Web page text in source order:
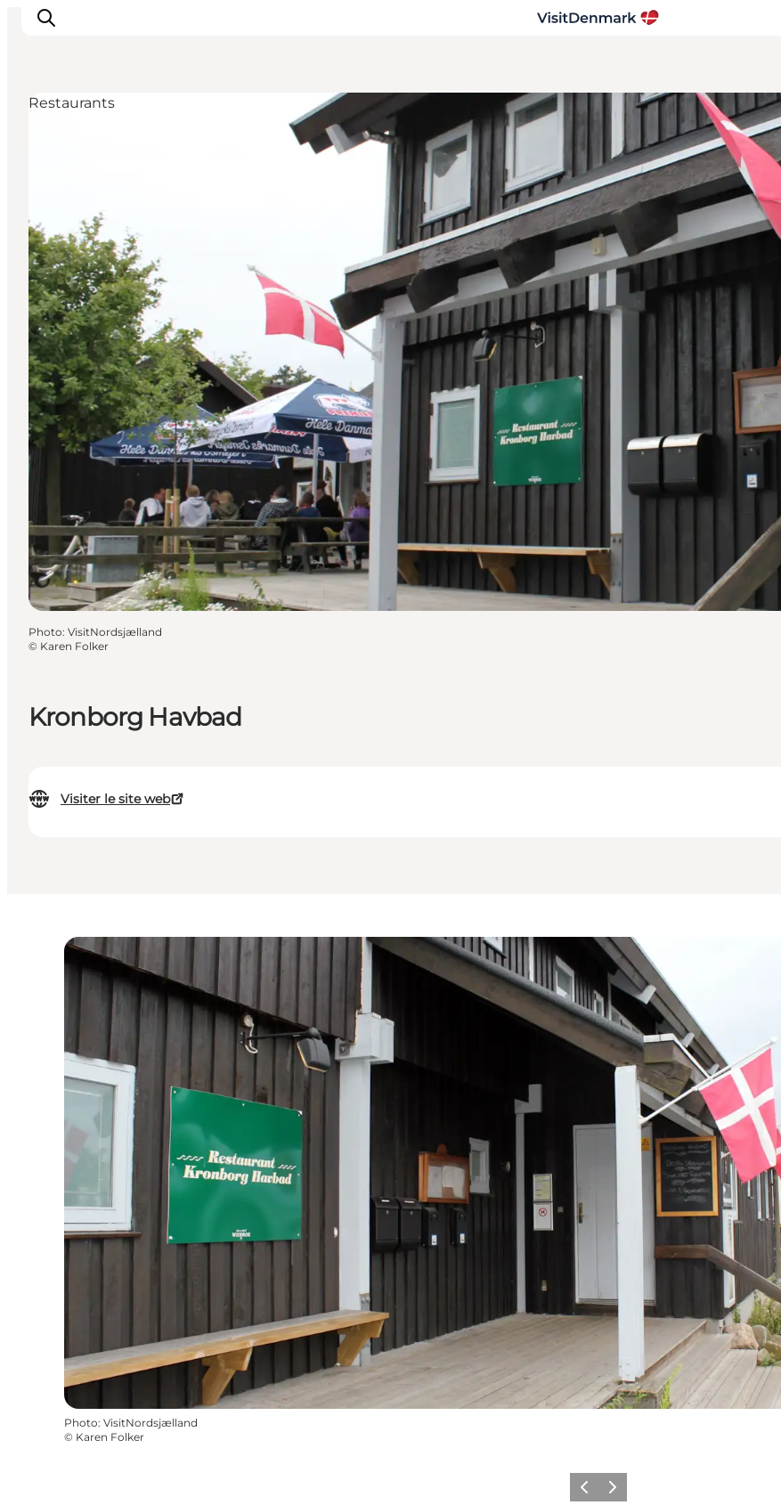
Hébergements
Planifiez votre voyage
Kronborg Havbad
Visiter le site web
Restaurants
Photo: VisitNordsjælland
© Karen Folker
Photo: VisitNordsjælland
© Karen Folker
PrécédentSuivant